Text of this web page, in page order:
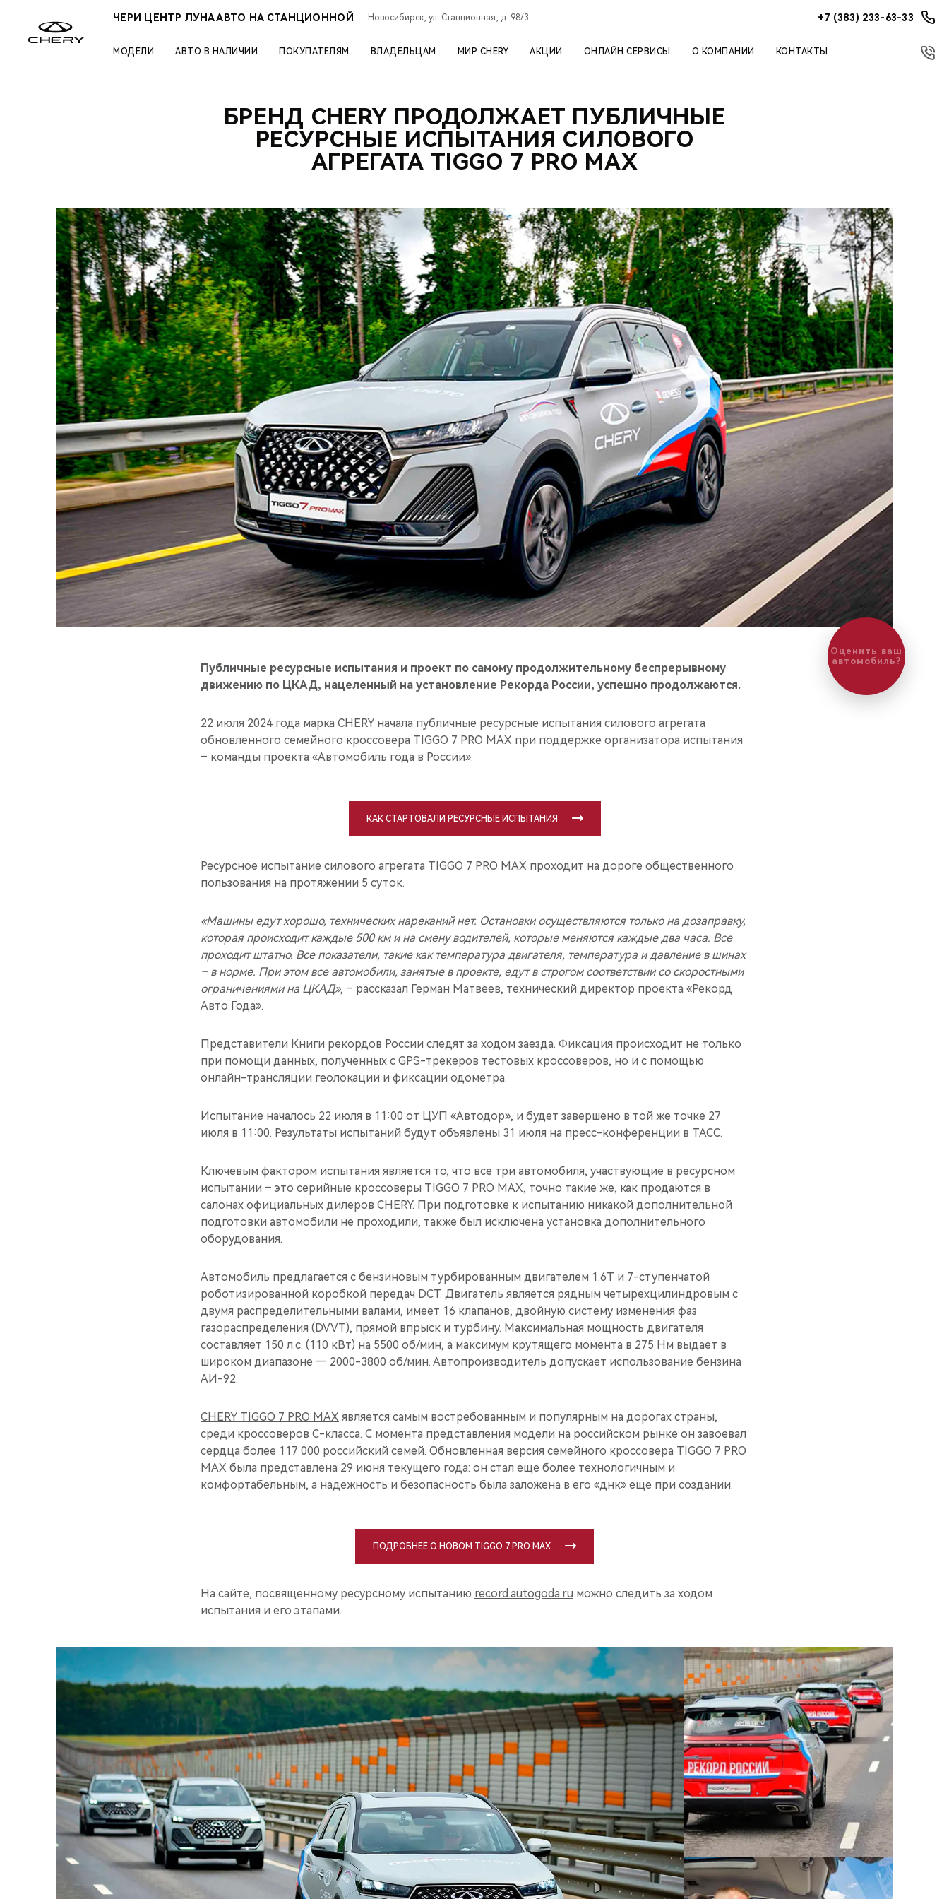
ЧЕРИ ЦЕНТР ЛУНА АВТО НА СТАНЦИОННОЙ Новосибирск, ул. Станционная, д. 98/3 +7 (383) 233-63-33
МОДЕЛИ АВТО В НАЛИЧИИ ПОКУПАТЕЛЯМ ВЛАДЕЛЬЦАМ МИР CHERY АКЦИИ ОНЛАЙН СЕРВИСЫ О КОМПАНИИ КОНТАКТЫ
БРЕНД CHERY ПРОДОЛЖАЕТ ПУБЛИЧНЫЕ
РЕСУРСНЫЕ ИСПЫТАНИЯ СИЛОВОГО
АГРЕГАТА TIGGO 7 PRO MAX
Публичные ресурсные испытания и проект по самому продолжительному беспрерывному
движению по ЦКАД, нацеленный на установление Рекорда России, успешно продолжаются.
22 июля 2024 года марка CHERY начала публичные ресурсные испытания силового агрегата
обновленного семейного кроссовера TIGGO 7 PRO MAX при поддержке организатора испытания
– команды проекта «Автомобиль года в России».
КАК СТАРТОВАЛИ РЕСУРСНЫЕ ИСПЫТАНИЯ
Ресурсное испытание силового агрегата TIGGO 7 PRO MAX проходит на дороге общественного
пользования на протяжении 5 суток.
«Машины едут хорошо, технических нареканий нет. Остановки осуществляются только на дозаправку,
которая происходит каждые 500 км и на смену водителей, которые меняются каждые два часа. Все
проходит штатно. Все показатели, такие как температура двигателя, температура и давление в шинах
– в норме. При этом все автомобили, занятые в проекте, едут в строгом соответствии со скоростными
ограничениями на ЦКАД», – рассказал Герман Матвеев, технический директор проекта «Рекорд
Авто Года».
Представители Книги рекордов России следят за ходом заезда. Фиксация происходит не только
при помощи данных, полученных с GPS-трекеров тестовых кроссоверов, но и с помощью
онлайн-трансляции геолокации и фиксации одометра.
Испытание началось 22 июля в 11:00 от ЦУП «Автодор», и будет завершено в той же точке 27
июля в 11:00. Результаты испытаний будут объявлены 31 июля на пресс-конференции в ТАСС.
Ключевым фактором испытания является то, что все три автомобиля, участвующие в ресурсном
испытании – это серийные кроссоверы TIGGO 7 PRO MAX, точно такие же, как продаются в
салонах официальных дилеров CHERY. При подготовке к испытанию никакой дополнительной
подготовки автомобили не проходили, также был исключена установка дополнительного
оборудования.
Автомобиль предлагается с бензиновым турбированным двигателем 1.6T и 7-ступенчатой
роботизированной коробкой передач DCT. Двигатель является рядным четырехцилиндровым с
двумя распределительными валами, имеет 16 клапанов, двойную систему изменения фаз
газораспределения (DVVT), прямой впрыск и турбину. Максимальная мощность двигателя
составляет 150 л.с. (110 кВт) на 5500 об/мин, а максимум крутящего момента в 275 Нм выдает в
широком диапазоне — 2000-3800 об/мин. Автопроизводитель допускает использование бензина
АИ-92.
CHERY TIGGO 7 PRO MAX является самым востребованным и популярным на дорогах страны,
среди кроссоверов C-класса. С момента представления модели на российском рынке он завоевал
сердца более 117 000 российский семей. Обновленная версия семейного кроссовера TIGGO 7 PRO
MAX была представлена 29 июня текущего года: он стал еще более технологичным и
комфортабельным, а надежность и безопасность была заложена в его «днк» еще при создании.
ПОДРОБНЕЕ О НОВОМ TIGGO 7 PRO MAX
На сайте, посвященному ресурсному испытанию record.autogoda.ru можно следить за ходом
испытания и его этапами.
Оценить ваш
автомобиль?